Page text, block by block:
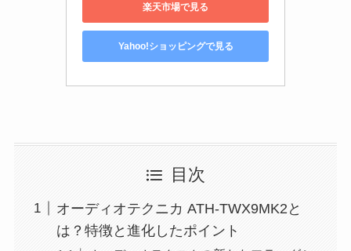
楽天市場で見る
Yahoo!ショッピングで見る
目次
オーディオテクニカ ATH-TWX9MK2と
は？特徴と進化したポイント